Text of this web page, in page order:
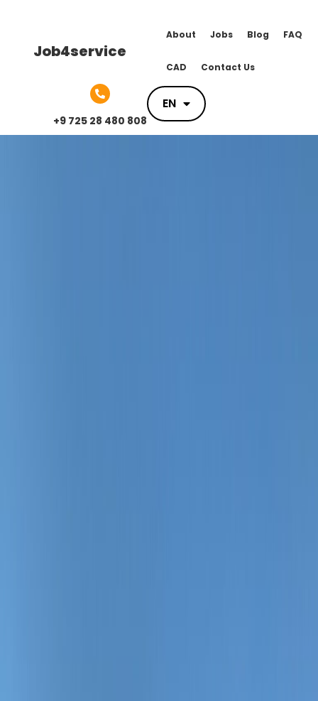
Job4service
About Jobs Blog FAQ
CAD Contact Us
+9 725 28 480 808
EN